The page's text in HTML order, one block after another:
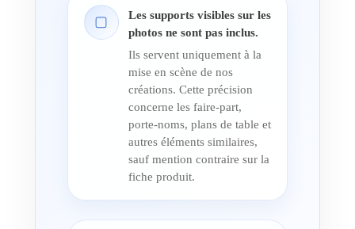
▢
Les supports visibles sur les
photos ne sont pas inclus.
Ils servent uniquement à la
mise en scène de nos
créations. Cette précision
concerne les faire-part,
porte-noms, plans de table et
autres éléments similaires,
sauf mention contraire sur la
fiche produit.